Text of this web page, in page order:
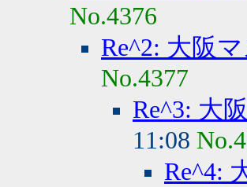
No.4376
Re^2: 大阪
No.4377
Re^3: 大
11:08
Re^4: